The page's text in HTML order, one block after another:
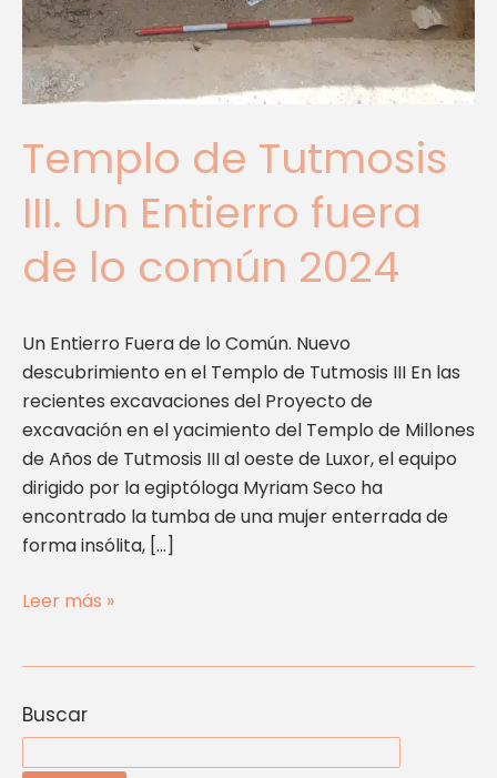
Buscar
Templo de Tutmosis
III. Un Entierro fuera
de lo común 2024
Un Entierro Fuera de lo Común. Nuevo
descubrimiento en el Templo de Tutmosis III En las
recientes excavaciones del Proyecto de
excavación en el yacimiento del Templo de Millones
de Años de Tutmosis III al oeste de Luxor, el equipo
dirigido por la egiptóloga Myriam Seco ha
encontrado la tumba de una mujer enterrada de
forma insólita, […]
lo
común
2024
Leer más »